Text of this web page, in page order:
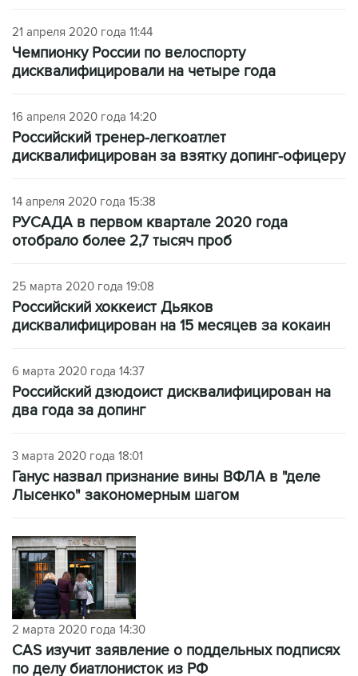
21 апреля 2020 года 11:44
Чемпионку России по велоспорту
дисквалифицировали на четыре года
16 апреля 2020 года 14:20
Российский тренер-легкоатлет
дисквалифицирован за взятку допинг-офицеру
14 апреля 2020 года 15:38
РУСАДА в первом квартале 2020 года
отобрало более 2,7 тысяч проб
25 марта 2020 года 19:08
Российский хоккеист Дьяков
дисквалифицирован на 15 месяцев за кокаин
6 марта 2020 года 14:37
Российский дзюдоист дисквалифицирован на
два года за допинг
3 марта 2020 года 18:01
Ганус назвал признание вины ВФЛА в "деле
Лысенко" закономерным шагом
2 марта 2020 года 14:30
СAS изучит заявление о поддельных подписях
по делу биатлонисток из РФ